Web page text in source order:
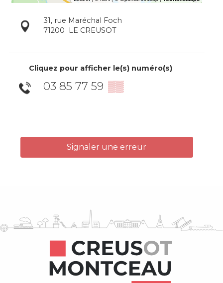
31, rue Maréchal Foch
71200
LE CREUSOT
Cliquez pour afficher le(s) numéro(s)
03 85 77 59 ▒▒
Signaler une erreur